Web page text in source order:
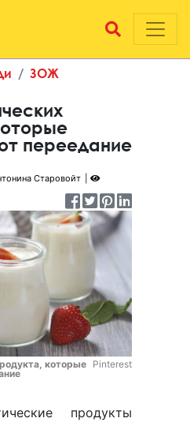
ЗОЖ
переедание
Старовойт
которые Pinterest
продукты